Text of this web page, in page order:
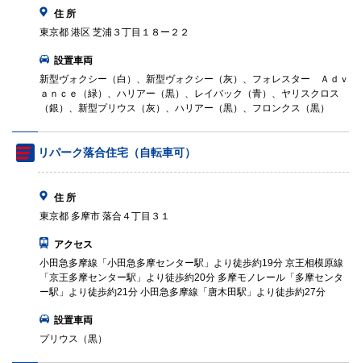
住 所
東京都 港区 芝浦３丁目１８ー２２
設置車両
新型ヴォクシー（白）、新型ヴォクシー（灰）、フォレスター Ａｄｖ
ａｎｃｅ（緑）、ハリアー（黒）、レイバック（青）、ヤリスクロス
（銀）、新型プリウス（灰）、ハリアー（黒）、フロンクス（黒）
リパーク落合住宅（自転車可）
住 所
東京都 多摩市 落合４丁目３１
アクセス
小田急多摩線「小田急多摩センター駅」より徒歩約19分 京王相模原線
「京王多摩センター駅」より徒歩約20分 多摩モノレール「多摩センタ
ー駅」より徒歩約21分 小田急多摩線「唐木田駅」より徒歩約27分
設置車両
プリウス（黒）